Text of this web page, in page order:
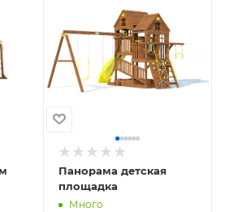
Панорама детская
площадка
Много